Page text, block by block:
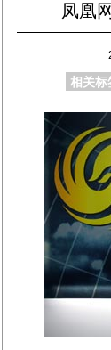
凤凰
相关标